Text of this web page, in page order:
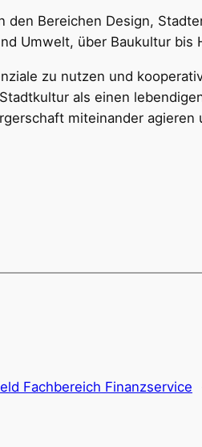
Bereichen Design,
Umwelt, über Baukultur bis
zu nutzen und
als einen
miteinander agieren
Fachbereich Finanzservice